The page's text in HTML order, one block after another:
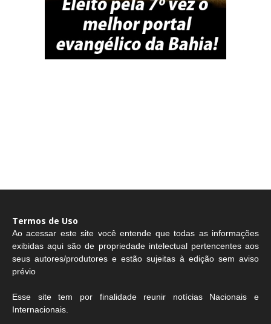
Termos de Uso
Ao acessar este site você entende que todas as informações
exibidas aqui são de propriedade intelectual pertencentes aos
seus autores/produtores e estão sujeitas à edição sem aviso
prévio
Esse site tem por finalidade reunir notícias Nacionais e
Internacionais.